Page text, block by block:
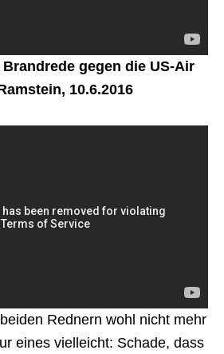
gegen die US-Air
10.6.2016
Rednern wohl nicht mehr
eines vielleicht: Schade, dass